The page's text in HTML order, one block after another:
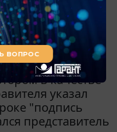
почте
какому
передать
передал товар
поручение
в качестве
указал
"подпись
представитель